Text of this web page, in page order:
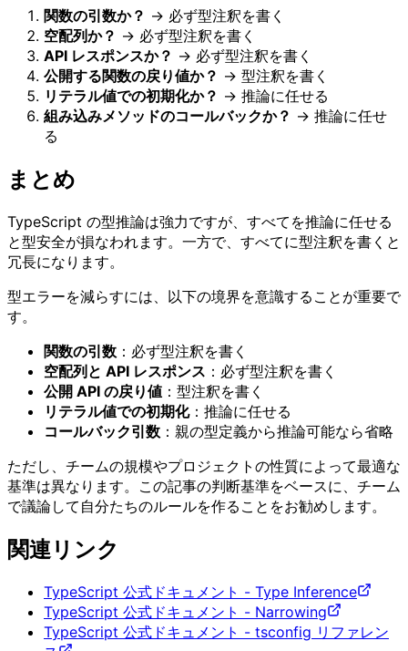
関数の引数か？ → 必ず型注釈を書く
空配列か？ → 必ず型注釈を書く
API レスポンスか？ → 必ず型注釈を書く
公開する関数の戻り値か？ → 型注釈を書く
リテラル値での初期化か？ → 推論に任せる
組み込みメソッドのコールバックか？ → 推論に任せ
る
まとめ
TypeScript の型推論は強力ですが、すべてを推論に任せる
と型安全が損なわれます。一方で、すべてに型注釈を書くと
冗長になります。
型エラーを減らすには、以下の境界を意識することが重要で
す。
関数の引数 ：必ず型注釈を書く
空配列と API レスポンス ：必ず型注釈を書く
公開 API の戻り値 ：型注釈を書く
リテラル値での初期化：推論に任せる
コールバック引数 ：親の型定義から推論可能なら省略
ただし、チームの規模やプロジェクトの性質によって最適な
基準は異なります。この記事の判断基準をベースに、チーム
で議論して自分たちのルールを作ることをお勧めします。
関連リンク
TypeScript 公式ドキュメント - Type Inference
TypeScript 公式ドキュメント - Narrowing
TypeScript 公式ドキュメント - tsconfig リファレン